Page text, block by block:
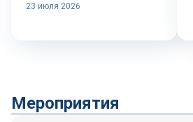
23 июля 2026
Мероприятия